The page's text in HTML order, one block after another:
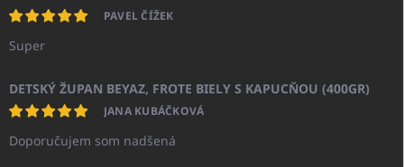
PAVEL ČÍŽEK
Super
DETSKÝ ŽUPAN BEYAZ, FROTE BIELY S KAPUCŇOU (400GR)
JANA KUBÁČKOVÁ
Doporučujem som nadšená